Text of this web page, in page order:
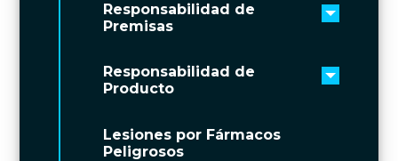
Responsabilidad de
Premisas
Toggle
Responsabilidad de
Producto
Toggle
Lesiones por Fármacos
Peligrosos